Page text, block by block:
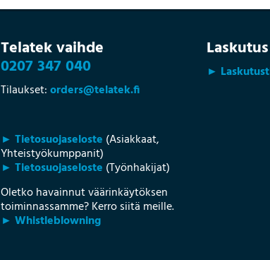
Telatek vaihde
0207 347 040
Tilaukset:orders@telatek.fi
► Tietosuojaseloste (Asiakkaat,
Yhteistyökumppanit)
► Tietosuojaseloste (Työnhakijat)
Oletko havainnut väärinkäytöksen
toiminnassamme? Kerro siitä meille.
► Whistleblowning
Laskutus
►